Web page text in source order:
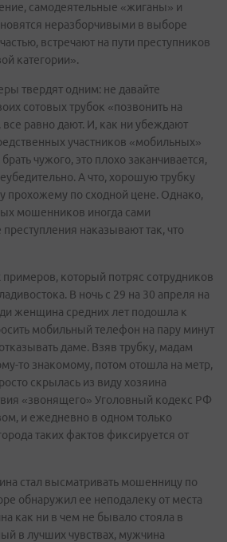
самодеятельные «жиганы» и
неразборчивыми в выборе
встречают на пути преступников
категории».
твердят одним: не давайте
сотовых трубок «позвонить на
все равно дают. И, как ни убеждают
участников «мобильных»
чужого, это плохо заканчивается,
А что, хорошую трубку
прохожему по сходной цене. Однако,
мошенников иногда сами
наказывают так, что
примеров, который потряс сотрудников
В ночь с 29 на 30 апреля на
женщина средних лет подошла к
мобильный телефон на пару минут
даме. Взяв трубку, мадам
то знакомому, потом отошла на метр,
скрылась из виду хозяина
«звонящего» Уголовный кодекс РФ
и ежедневно в одном только
таких фактов фиксируется от
стал высматривать мошенницу по
обнаружил ее неподалеку от места
как ни в чем не бывало стояла в
в лучших чувствах, мужчина